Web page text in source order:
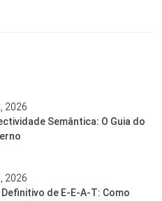
2026
Semântica: O Guia do
2026
Definitivo de E-E-A-T: Como